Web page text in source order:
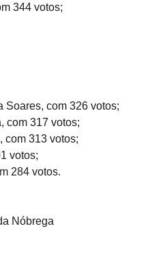
344 votos;
Soares, com 326 votos;
com 317 votos;
com 313 votos;
votos;
284 votos.
Nóbrega